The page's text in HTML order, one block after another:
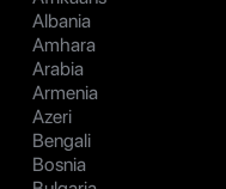
Albania
Amhara
Arabia
Armenia
Azeri
Bengali
Bosnia